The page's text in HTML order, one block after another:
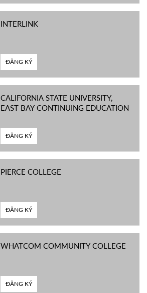
INTERLINK
ĐĂNG KÝ
CALIFORNIA STATE UNIVERSITY,
EAST BAY CONTINUING EDUCATION
ĐĂNG KÝ
PIERCE COLLEGE
ĐĂNG KÝ
WHATCOM COMMUNITY COLLEGE
ĐĂNG KÝ